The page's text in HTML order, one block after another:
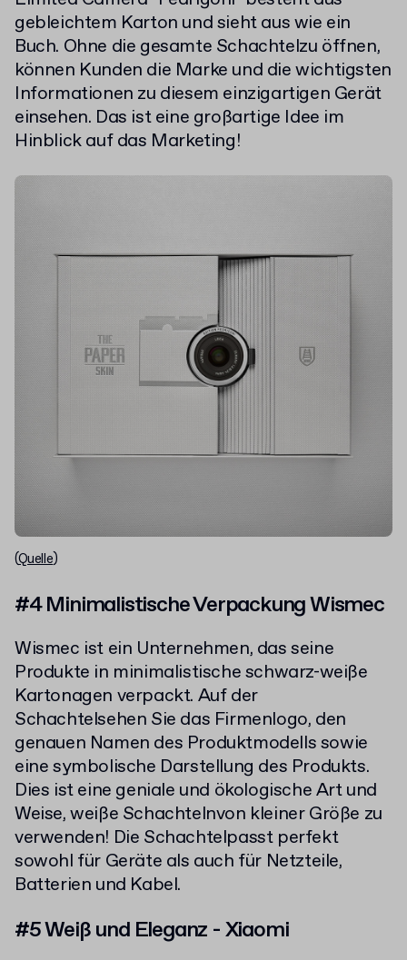
gebleichtem Karton und sieht aus wie ein
Buch. Ohne die gesamte Schachtelzu öffnen,
können Kunden die Marke und die wichtigsten
Informationen zu diesem einzigartigen Gerät
einsehen. Das ist eine großartige Idee im
Hinblick auf das Marketing!
(Quelle)
#4 Minimalistische Verpackung Wismec
Wismec ist ein Unternehmen, das seine
Produkte in minimalistische schwarz-weiße
Kartonagen verpackt. Auf der
Schachtelsehen Sie das Firmenlogo, den
genauen Namen des Produktmodells sowie
eine symbolische Darstellung des Produkts.
Dies ist eine geniale und ökologische Art und
Weise, weiße Schachtelnvon kleiner Größe zu
verwenden! Die Schachtelpasst perfekt
sowohl für Geräte als auch für Netzteile,
Batterien und Kabel.
#5 Weiß und Eleganz - Xiaomi